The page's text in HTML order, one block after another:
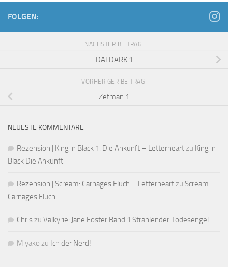
FOLGEN:
NÄCHSTER BEITRAG
DAI DARK 1
VORHERIGER BEITRAG
Zetman 1
NEUESTE KOMMENTARE
Rezension | King in Black 1: Die Ankunft – Letterheartzu King in
Black Die Ankunft
Rezension | Scream: Carnages Fluch – Letterheartzu Scream
Carnages Fluch
Chriszu Valkyrie: Jane Foster Band 1 Strahlender Todesengel
Miyako zu Ich der Nerd!